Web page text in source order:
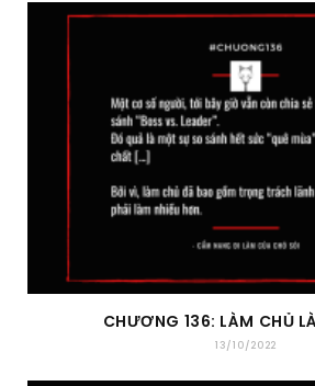
CHƯƠNG 136: LÀM CHỦ
13/10/2022